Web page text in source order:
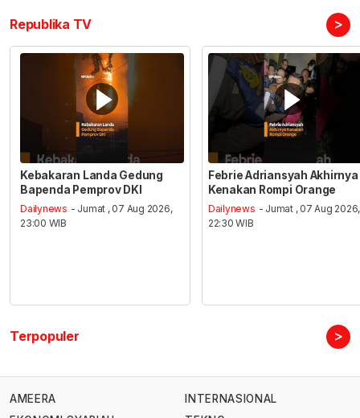
Republika TV >
Kebakaran Landa Gedung
Bapenda Pemprov DKI
Dailynews - Jumat , 07 Aug 2026,
23:00 WIB
Febrie Adriansyah Akhirnya
Kenakan Rompi Orange
Dailynews - Jumat , 07 Aug 2026,
22:30 WIB
Terpopuler >
AMEERA
INTERNASIONAL